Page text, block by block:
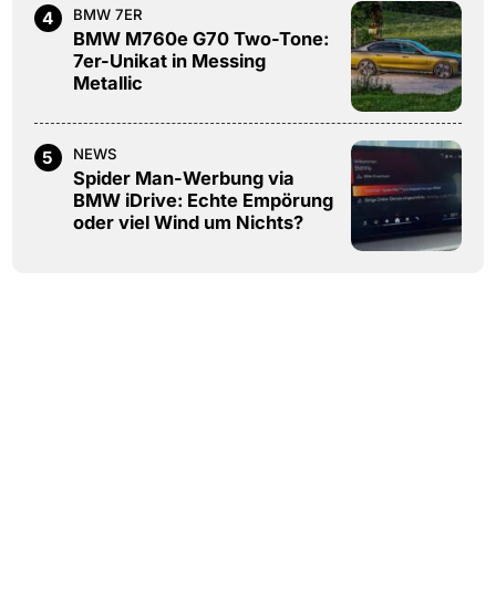
4 BMW 7ER
BMW M760e G70 Two-Tone:
7er-Unikat in Messing
Metallic
5 NEWS
Spider Man-Werbung via
BMW iDrive: Echte Empörung
oder viel Wind um Nichts?